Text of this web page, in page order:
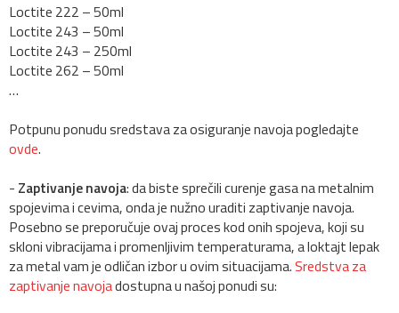
Loctite 222 – 50ml
Loctite 243 – 50ml
Loctite 243 – 250ml
Loctite 262 – 50ml
…
Potpunu ponudu sredstava za osiguranje navoja pogledajte
ovde.
- Zaptivanje navoja: da biste sprečili curenje gasa na metalnim
spojevima i cevima, onda je nužno uraditi zaptivanje navoja.
Posebno se preporučuje ovaj proces kod onih spojeva, koji su
skloni vibracijama i promenljivim temperaturama, a loktajt lepak
za metal vam je odličan izbor u ovim situacijama.Sredstva za
zaptivanje navojadostupna u našoj ponudi su: